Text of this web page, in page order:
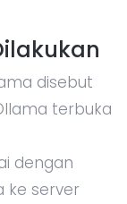
disebut
terbuka
dengan
ke server